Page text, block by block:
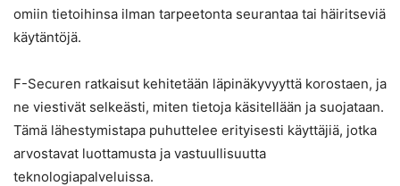
omiin tietoihinsa ilman tarpeetonta seurantaa tai häiritseviä
käytäntöjä.
F-Securen ratkaisut kehitetään läpinäkyvyyttä korostaen, ja
ne viestivät selkeästi, miten tietoja käsitellään ja suojataan.
Tämä lähestymistapa puhuttelee erityisesti käyttäjiä, jotka
arvostavat luottamusta ja vastuullisuutta
teknologiapalveluissa.